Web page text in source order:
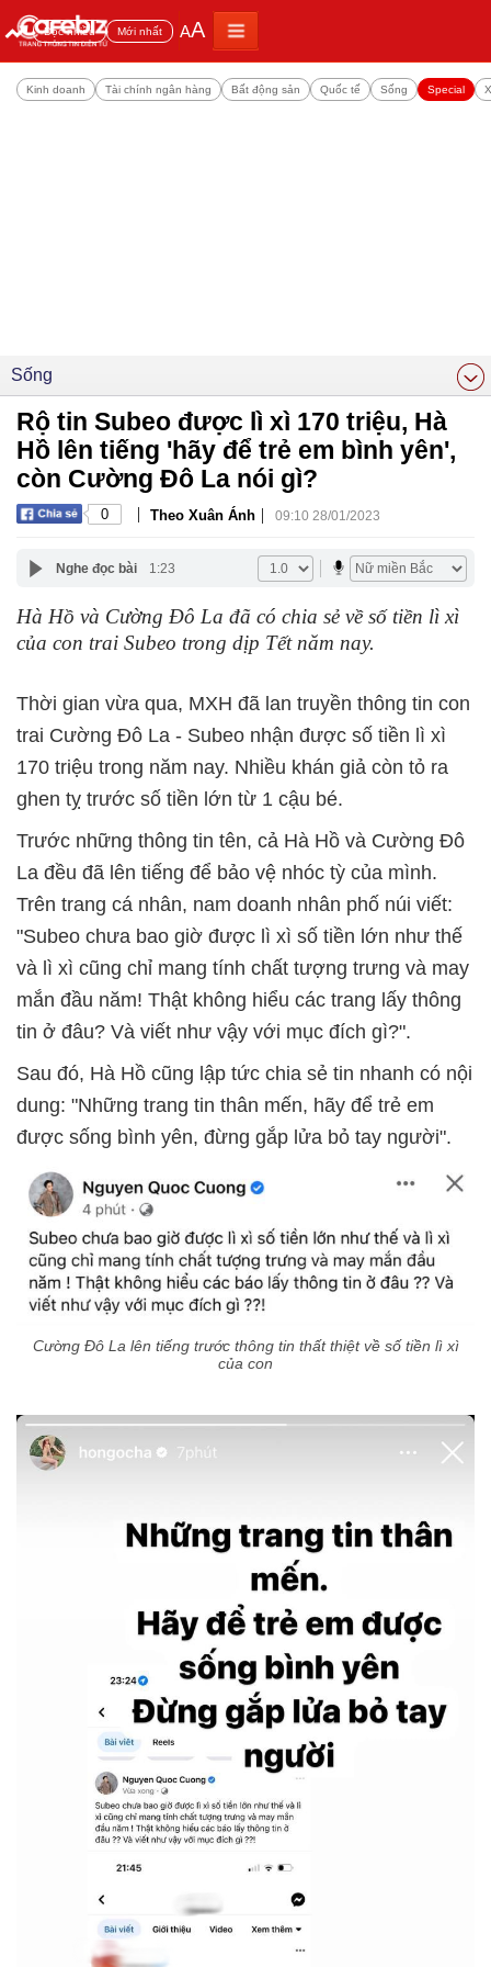
Đọc nhiều Mới nhất AA
Kinh doanh Tài chính ngân hàng Bất động sản Quốc tế Sống Special
Sống
Rộ tin Subeo được lì xì 170 triệu, Hà
Hồ lên tiếng 'hãy để trẻ em bình yên',
còn Cường Đô La nói gì?
0 | Theo Xuân Ánh | 09:10 28/01/2023
Nghe đọc bài 1:23
Hà Hồ và Cường Đô La đã có chia sẻ về số tiền lì xì
của con trai Subeo trong dịp Tết năm nay.
Thời gian vừa qua, MXH đã lan truyền thông tin con
trai Cường Đô La - Subeo nhận được số tiền lì xì
170 triệu trong năm nay. Nhiều khán giả còn tỏ ra
ghen tỵ trước số tiền lớn từ 1 cậu bé.
Trước những thông tin tên, cả Hà Hồ và Cường Đô
La đều đã lên tiếng để bảo vệ nhóc tỳ của mình.
Trên trang cá nhân, nam doanh nhân phố núi viết:
"Subeo chưa bao giờ được lì xì số tiền lớn như thế
và lì xì cũng chỉ mang tính chất tượng trưng và may
mắn đầu năm! Thật không hiểu các trang lấy thông
tin ở đâu? Và viết như vậy với mục đích gì?".
Sau đó, Hà Hồ cũng lập tức chia sẻ tin nhanh có nội
dung: "Những trang tin thân mến, hãy để trẻ em
được sống bình yên, đừng gắp lửa bỏ tay người".
Cường Đô La lên tiếng trước thông tin thất thiệt về số tiền lì xì
của con